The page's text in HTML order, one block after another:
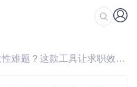
/ 如何破解招聘信息时效性难题？这款工具让求职效率提升300%